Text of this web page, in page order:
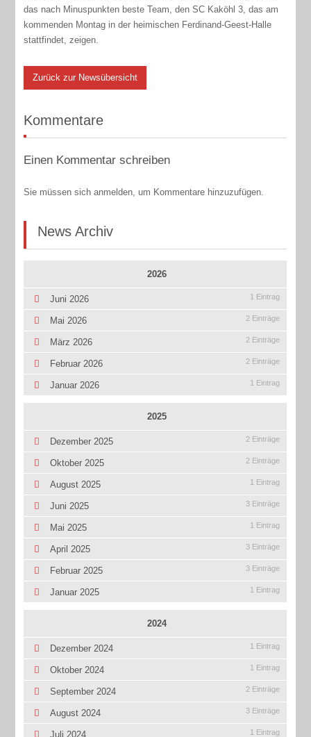
das nach Minuspunkten beste Team, den SC Kaköhl 3, das am
kommenden Montag in der heimischen Ferdinand-Geest-Halle
stattfindet, zeigen.
Zurück zur Newsübersicht
Kommentare
Einen Kommentar schreiben
Sie müssen sich anmelden, um Kommentare hinzuzufügen.
News Archiv
2026
Juni 2026 1 Eintrag
Mai 2026 2 Einträge
März 2026 2 Einträge
Februar 2026 2 Einträge
Januar 2026 1 Eintrag
2025
Dezember 2025 2 Einträge
Oktober 2025 2 Einträge
August 2025 1 Eintrag
Juni 2025 3 Einträge
Mai 2025 1 Eintrag
April 2025 3 Einträge
Februar 2025 3 Einträge
Januar 2025 1 Eintrag
2024
Dezember 2024 1 Eintrag
Oktober 2024 1 Eintrag
September 2024 2 Einträge
August 2024 3 Einträge
Juli 2024 1 Eintrag